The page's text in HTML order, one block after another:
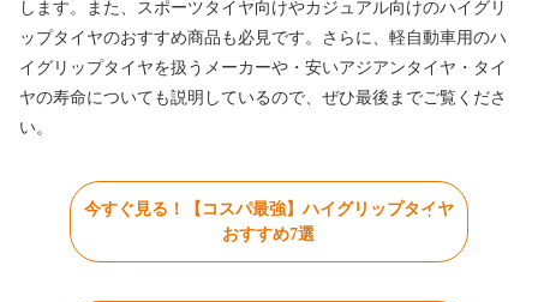
します。また、スポーツタイヤ向けやカジュアル向けのハイグリ
ップタイヤのおすすめ商品も必見です。さらに、軽自動車用のハ
イグリップタイヤを扱うメーカーや・安いアジアンタイヤ・タイ
ヤの寿命についても説明しているので、ぜひ最後までご覧くださ
い。
今すぐ見る！【コスパ最強】ハイグリップタイヤ
おすすめ7選